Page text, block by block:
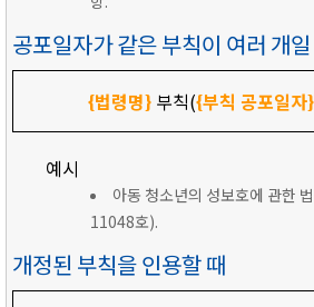
공포일자가 같은 부칙이 여러 개
{법령명}부칙({부칙 공포일자}
예시
아동 청소년의 성보호에 관한
11048호).
개정된 부칙을 인용할 때